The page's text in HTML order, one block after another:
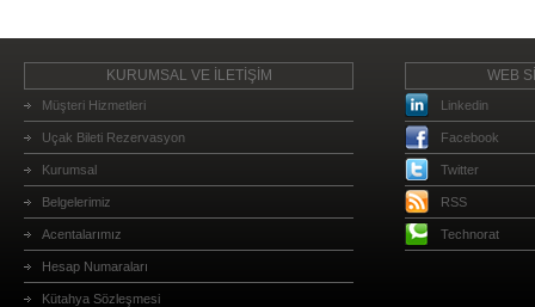
KURUMSAL VE İLETİŞİM
Müşteri Hizmetleri
Uçak Bileti Rezervasyon
Kurumsal
Belgelerimiz
Acentalarımız
Hesap Numaraları
Kütahya Sözleşmesi
WEB
Linkedin
Facebook
Twitter
RSS
Technorat